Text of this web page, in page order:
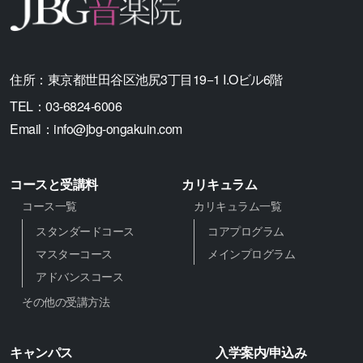
住所： 東京都世田谷区池尻3丁目19−1 I.Oビル6階
TEL： 03-6824-6006
Email： info@jbg-ongakuin.com
コースと受講料
コース一覧
スタンダードコース
マスターコース
アドバンスコース
その他の受講方法
カリキュラム
カリキュラム一覧
コアプログラム
メインプログラム
キャンパス 入学案内/申込み